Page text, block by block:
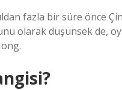
fazla bir süre önce
olarak düşünsek de,